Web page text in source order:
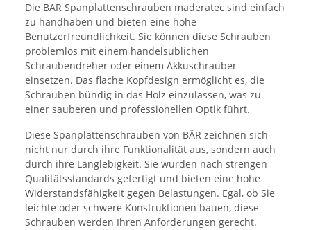
Die BÄR Spanplattenschrauben maderatec sind einfach
zu handhaben und bieten eine hohe
Benutzerfreundlichkeit. Sie können diese Schrauben
problemlos mit einem handelsüblichen
Schraubendreher oder einem Akkuschrauber
einsetzen. Das flache Kopfdesign ermöglicht es, die
Schrauben bündig in das Holz einzulassen, was zu
einer sauberen und professionellen Optik führt.
Diese Spanplattenschrauben von BÄR zeichnen sich
nicht nur durch ihre Funktionalität aus, sondern auch
durch ihre Langlebigkeit. Sie wurden nach strengen
Qualitätsstandards gefertigt und bieten eine hohe
Widerstandsfähigkeit gegen Belastungen. Egal, ob Sie
leichte oder schwere Konstruktionen bauen, diese
Schrauben werden Ihren Anforderungen gerecht.